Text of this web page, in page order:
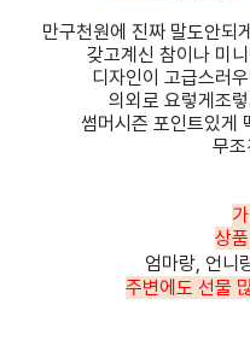
만구천원에 진짜 말도안되
갖고계신 참이나 미
디자인이 고급스러
의외로 요렇게조
썸머시즌 포인트있게
무
상
엄마랑, 언니
주변에도 선물